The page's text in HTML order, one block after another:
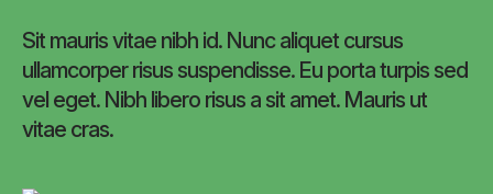
Sit mauris vitae nibh id. Nunc aliquet cursus
ullamcorper risus suspendisse. Eu porta turpis sed
vel eget. Nibh libero risus a sit amet. Mauris ut
vitae cras.